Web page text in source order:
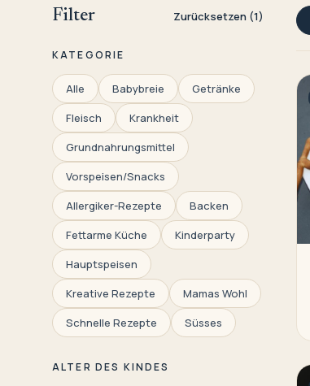
Filter Zurücksetzen (1)
KATEGORIE
Alle Babybreie
Getränke
Fleisch
Krankheit
Grundnahrungsmittel
Vorspeisen/Snacks
Allergiker-Rezepte
Backen
Fettarme Küche
Kinderparty
Hauptspeisen
Kreative Rezepte
Mamas Wohl
Schnelle Rezepte
Süsses
ALTER DES KINDES